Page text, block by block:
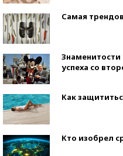
Самая
успеха со
Как
Кто изобрел